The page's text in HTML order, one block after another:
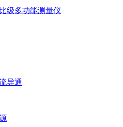
级多功能测量仪
导通